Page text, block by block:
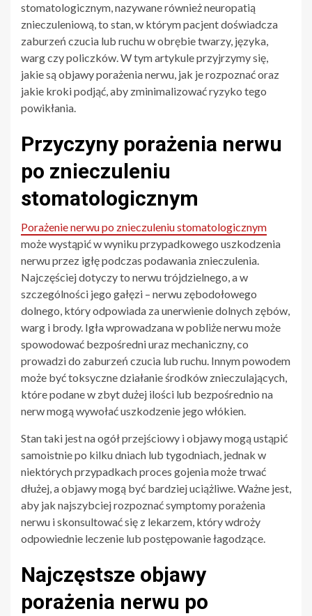
stomatologicznym, nazywane również neuropatią
znieczuleniową, to stan, w którym pacjent doświadcza
zaburzeń czucia lub ruchu w obrębie twarzy, języka,
warg czy policzków. W tym artykule przyjrzymy się,
jakie są objawy porażenia nerwu, jak je rozpoznać oraz
jakie kroki podjąć, aby zminimalizować ryzyko tego
powikłania.
Przyczyny porażenia nerwu
po znieczuleniu
stomatologicznym
Porażenie nerwu po znieczuleniu stomatologicznym
może wystąpić w wyniku przypadkowego uszkodzenia
nerwu przez igłę podczas podawania znieczulenia.
Najczęściej dotyczy to nerwu trójdzielnego, a w
szczególności jego gałęzi – nerwu zębodołowego
dolnego, który odpowiada za unerwienie dolnych zębów,
warg i brody. Igła wprowadzana w pobliże nerwu może
spowodować bezpośredni uraz mechaniczny, co
prowadzi do zaburzeń czucia lub ruchu. Innym powodem
może być toksyczne działanie środków znieczulających,
które podane w zbyt dużej ilości lub bezpośrednio na
nerw mogą wywołać uszkodzenie jego włókien.
Stan taki jest na ogół przejściowy i objawy mogą ustąpić
samoistnie po kilku dniach lub tygodniach, jednak w
niektórych przypadkach proces gojenia może trwać
dłużej, a objawy mogą być bardziej uciążliwe. Ważne jest,
aby jak najszybciej rozpoznać symptomy porażenia
nerwu i skonsultować się z lekarzem, który wdroży
odpowiednie leczenie lub postępowanie łagodzące.
Najczęstsze objawy
porażenia nerwu po